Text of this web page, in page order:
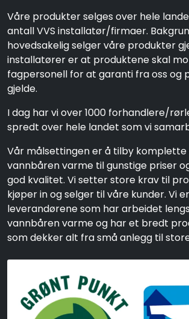
Våre produkter selges over hele
antall VVS installatør/firmaer.
hovedsakelig selger våre produkter
installatører er at produktene skal
fagpersonell for at garanti fra oss og
gjelde.
I dag har vi over 1000 forhandlere/
spredt over hele landet som vi
Vår målsettingen er å tilby komplette
vannbåren varme til gunstige priser
god kvalitet. Vi setter store krav til
kjøper in og selger til våre kunder. Vi
leverandørene som har arbeidet
vannbåren varme og har et bredt
som dekker alt fra små anlegg til